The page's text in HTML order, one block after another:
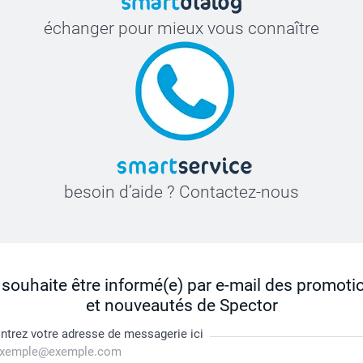
échanger pour mieux vous connaître
besoin d’aide ? Contactez-nous
être informé(e) par e-mail des
et nouveautés de Spector
votre adresse de messagerie ici